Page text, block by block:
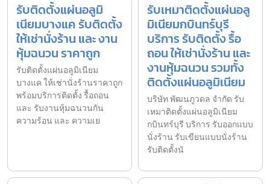
รับติดตั้งแผ่นอลูมิ
เนียมบางแค รับติดตั้ง
ให้เช่านั่งร้าน และ งาน
หุ้มฉนวน ราคาถูก
รับติดตั้งแผ่นอลูมิเนียม
บางแค ให้เช่านั่งร้านราคาถูก
พร้อมบริการติดตั้ง รื้อถอน
และ รับงานหุ้มฉนวนกัน
ความร้อน และ ความเย
รับเหมาติดตั้งแผ่นอลู
มิเนียมกบินทร์บุรี
บริการ รับติดตั้ง รื้อ
ถอน ให้เช่านั่งร้าน และ
งานหุ้มฉนวน รวมทั้ง
ติดตั้งแผ่นอลูมิเนียม
บริษัท พัฒนภูวดล จำกัด รับ
เหมาติดตั้งแผ่นอลูมิเนียม
กบินทร์บุรี บริการ รับออกแบบ
นั่งร้าน รับเขียนแบบนั่งร้าน
รับติดตั้งนั